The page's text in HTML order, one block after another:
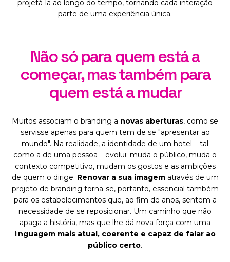
projetá-la ao longo do tempo, tornando cada interação
parte de uma experiência única.
Não só para quem está a
começar, mas também para
quem está a mudar
Muitos associam o branding a novas aberturas, como se
servisse apenas para quem tem de se "apresentar ao
mundo". Na realidade, a identidade de um hotel – tal
como a de uma pessoa – evolui: muda o público, muda o
contexto competitivo, mudam os gostos e as ambições
de quem o dirige. Renovar a sua imagematravés de um
projeto de branding torna-se, portanto, essencial também
para os estabelecimentos que, ao fim de anos, sentem a
necessidade de se reposicionar. Um caminho que não
apaga a história, mas que lhe dá nova força com uma
linguagem mais atual, coerente e capaz de falar ao
público certo.